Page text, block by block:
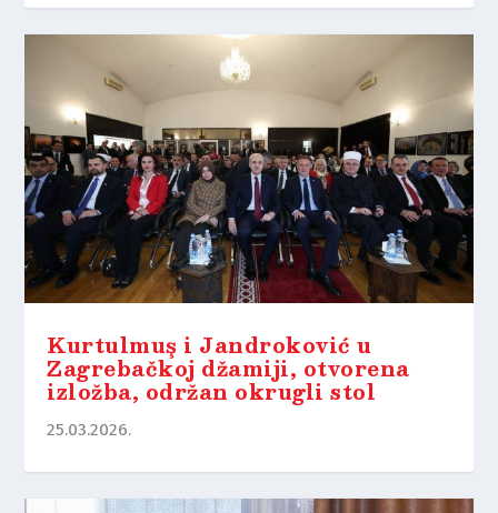
Kurtulmuş i Jandroković u
Zagrebačkoj džamiji, otvorena
izložba, održan okrugli stol
25.03.2026.